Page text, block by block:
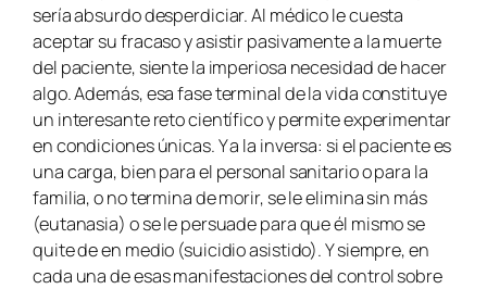
sería absurdo desperdiciar. Al médico le cuesta
aceptar su fracaso y asistir pasivamente a la muerte
del paciente, siente la imperiosa necesidad de hacer
algo. Además, esa fase terminal de la vida constituye
un interesante reto científico y permite experimentar
en condiciones únicas. Y a la inversa: si el paciente es
una carga, bien para el personal sanitario o para la
familia, o no termina de morir, se le elimina sin más
(eutanasia) o se le persuade para que él mismo se
quite de en medio (suicidio asistido). Y siempre, en
cada una de esas manifestaciones del control sobre